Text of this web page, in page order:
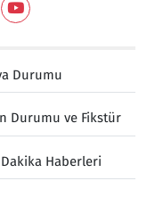
Durumu
Durumu ve Fikstür
Haberleri